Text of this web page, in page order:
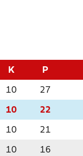
K P
10 27
10 22
10 21
10 16